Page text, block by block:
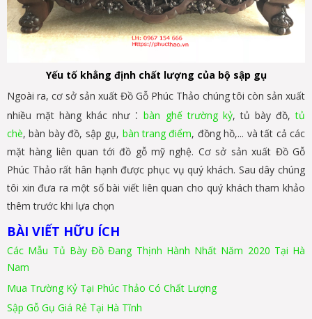
Yếu tố khẳng định chất lượng của bộ sập gụ
Ngoài ra, cơ sở sản xuất Đồ Gỗ Phúc Thảo chúng tôi còn sản xuất
nhiều mặt hàng khác như:bàn ghế trường kỷ, tủ bày đồ,tủ
chè, bàn bày đồ, sập gụ, bàn trang điểm, đồng hồ,... và tất cả các
mặt hàng liên quan tới đồ gỗ mỹ nghệ. Cơ sở sản xuất Đồ Gỗ
Phúc Thảo rất hân hạnh được phục vụ quý khách. Sau dây chúng
tôi xin đưa ra một số bài viết liên quan cho quý khách tham khảo
thêm trước khi lựa chọn
BÀI VIẾT HỮU ÍCH
Các Mẫu Tủ Bày Đồ Đang Thịnh Hành Nhất Năm 2020 Tại Hà
Nam
Mua Trường Kỷ Tại Phúc Thảo Có Chất Lượng
Sập Gỗ Gụ Giá Rẻ Tại Hà Tĩnh